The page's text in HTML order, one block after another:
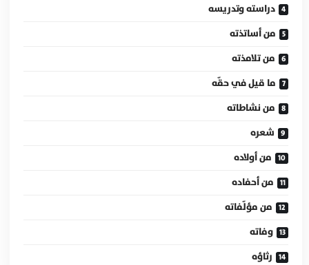
دراسته وتدريسه
من أساتذته
من تلامذته
ما قيل في حقّه
من نشاطاته
شعره
من أولاده
من أحفاده
من مؤلّفاته
وفاته
رثاؤه